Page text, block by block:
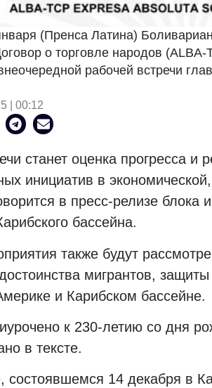
(Пренса Латина)
о торговле народов (ALBA-
рабочей встречи
| 00:12
станет оценка прогресса и
инициатив в
в пресс-релизе блока
бассейна.
также будут
мигрантов,
и Карибском бассейне.
к 230-летию со дня
в тексте.
состоявшемся 14 декабря в